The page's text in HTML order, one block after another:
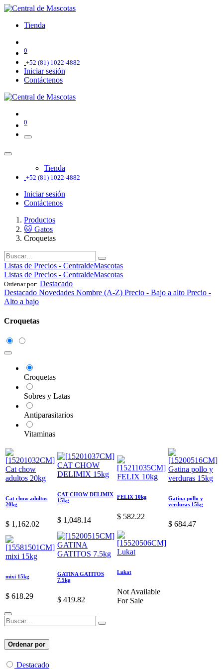
Tienda
0
+52 (81) 1022-4882
Iniciar sesión
Contáctenos
0
Tienda
+52 (81) 1022-4882
Iniciar sesión
Contáctenos
Productos
🐱 Gatos
Croquetas
Listas de Precios - CentraldeMascotas
Listas de Precios - CentraldeMascotas
Ordenar por: Destacado
Destacado Novedades Nombre (A-Z) Precio - Bajo a alto Precio -
Alto a bajo
Croquetas
Croquetas
Sobres y Latas
Antiparasitarios
Vitaminas
Cat chow adultos
20kg
$ 1,162.02
CAT CHOW DELIMIX
15kg
$ 1,048.14
FELIX 10kg
$ 582.22
Gatina pollo y
verduras 15kg
$ 684.47
mixi 15kg
$ 618.29
GATINA GATITOS
7.5kg
$ 419.82
Lukat
Not Available
For Sale
Ordenar por
Destacado